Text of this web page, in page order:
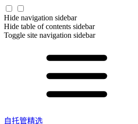
Hide navigation sidebar
Hide table of contents sidebar
Toggle site navigation sidebar
自托管精选